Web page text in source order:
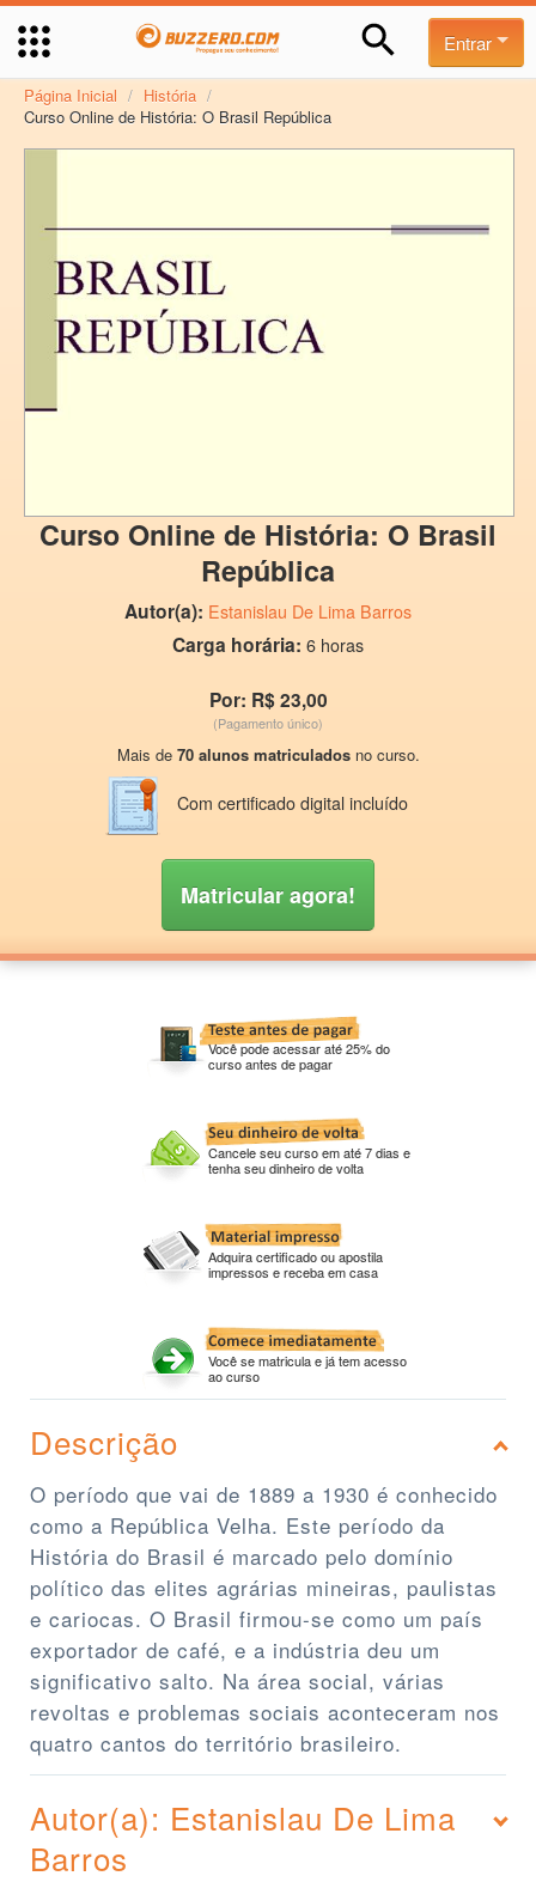
Entrar
Página Inicial / História /
Curso Online de História: O Brasil República
Curso Online de História: O Brasil
República
Autor(a): Estanislau De Lima Barros
Carga horária: 6 horas
Por: R$ 23,00
(Pagamento único)
Mais de 70 alunos matriculadosno curso.
Com certificado digital incluído
Matricular agora!
Você pode acessar até 25% do
curso antes de pagar
Cancele seu curso em até 7 dias e
tenha seu dinheiro de volta
Adquira certificado ou apostila
impressos e receba em casa
Você se matricula e já tem acesso
ao curso
Descrição
O período que vai de 1889 a 1930 é conhecido
como a República Velha. Este período da
História do Brasil é marcado pelo domínio
político das elites agrárias mineiras, paulistas
e cariocas. O Brasil firmou-se como um país
exportador de café, e a indústria deu um
significativo salto. Na área social, várias
revoltas e problemas sociais aconteceram nos
quatro cantos do território brasileiro.
Autor(a): Estanislau De Lima
Barros